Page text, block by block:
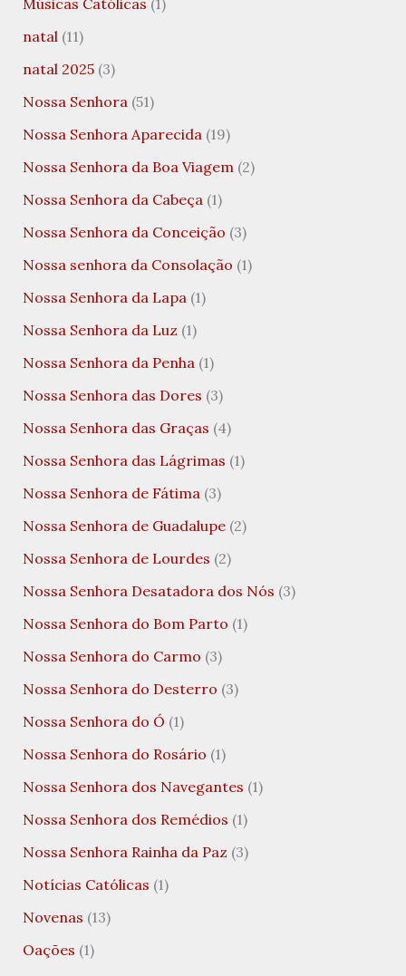
natal (11)
natal 2025(3)
Nossa Senhora (51)
Nossa Senhora Aparecida (19)
Nossa Senhora da Boa Viagem (2)
Nossa Senhora da Cabeça (1)
Nossa Senhora da Conceição (3)
Nossa senhora da Consolação (1)
Nossa Senhora da Lapa (1)
Nossa Senhora da Luz (1)
Nossa Senhora da Penha (1)
Nossa Senhora das Dores (3)
Nossa Senhora das Graças (4)
Nossa Senhora das Lágrimas (1)
Nossa Senhora de Fátima (3)
Nossa Senhora de Guadalupe(2)
Nossa Senhora de Lourdes (2)
Nossa Senhora Desatadora dos Nós (3)
Nossa Senhora do Bom Parto (1)
Nossa Senhora do Carmo (3)
Nossa Senhora do Desterro (3)
Nossa Senhora do Ó (1)
Nossa Senhora do Rosário (1)
Nossa Senhora dos Navegantes (1)
Nossa Senhora dos Remédios (1)
Nossa Senhora Rainha da Paz (3)
Notícias Católicas (1)
Novenas (13)
Oações (1)